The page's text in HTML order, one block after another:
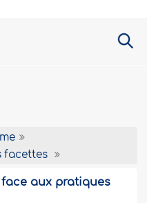
facettes
face aux pratiques